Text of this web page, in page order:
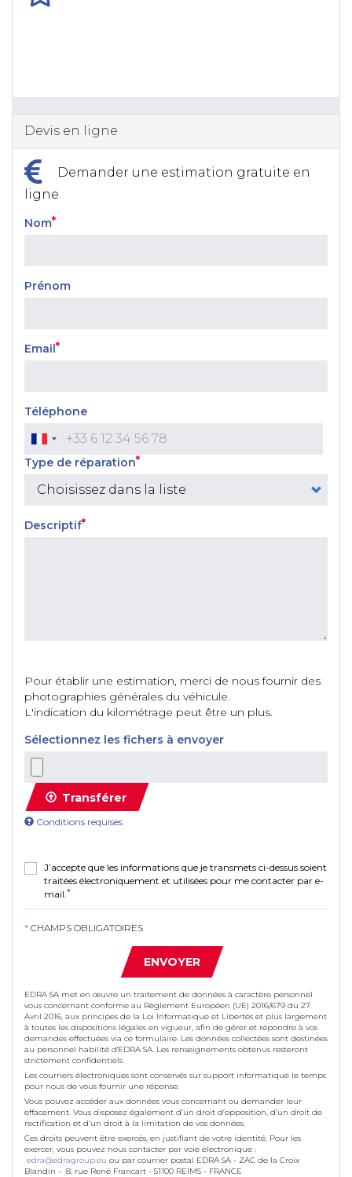
Devis en ligne
Demander une estimation gratuite en
ligne
Nom
Prénom
Email
Téléphone
Type de réparation
Descriptif
Pour établir une estimation, merci de nous fournir des
photographies générales du véhicule.
L'indication du kilométrage peut être un plus.
Sélectionnez les fichers à envoyer
Transférer
Conditions requises
J’accepte que les informations que je transmets ci-dessus soient
traitées électroniquement et utilisées pour me contacter par e-
mail.
* CHAMPS OBLIGATOIRES
ENVOYER
EDRA SA met en œuvre un traitement de données à caractère personnel
vous concernant conforme au Règlement Européen (UE) 2016/679 du 27
Avril 2016, aux principes de la Loi Informatique et Libertés et plus largement
à toutes les dispositions légales en vigueur, afin de gérer et répondre à vos
demandes effectuées via ce formulaire. Les données collectées sont destinées
au personnel habilité d'EDRA SA. Les renseignements obtenus resteront
strictement confidentiels.
Les courriers électroniques sont conservés sur support informatique le temps
pour nous de vous fournir une réponse.
Vous pouvez accéder aux données vous concernant ou demander leur
effacement. Vous disposez également d’un droit d’opposition, d’un droit de
rectification et d’un droit à la limitation de vos données.
Ces droits peuvent être exercés, en justifiant de votre identité. Pour les
exercer, vous pouvez nous contacter par voie électronique :
edra@edragroup.eu ou par courrier postal EDRA SA - ZAC de la Croix
Blandin - 8, rue René Francart - 51100 REIMS - FRANCE